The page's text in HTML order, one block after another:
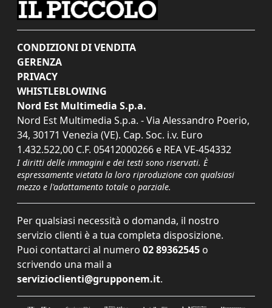
CONDIZIONI DI VENDITA
GERENZA
PRIVACY
WHISTLEBLOWING
Nord Est Multimedia S.p.a.
Nord Est Multimedia S.p.a. - Via Alessandro Poerio,
34, 30171 Venezia (VE). Cap. Soc. i.v. Euro
1.432.522,00 C.F. 05412000266 e REA VE-454332
I diritti delle immagini e dei testi sono riservati. È
espressamente vietata la loro riproduzione con qualsiasi
mezzo e l'adattamento totale o parziale.
Per qualsiasi necessità o domanda, il nostro
servizio clienti è a tua completa disposizione.
Puoi contattarci al numero 02 89362545 o
scrivendo una mail a
servizioclienti@grupponem.it.